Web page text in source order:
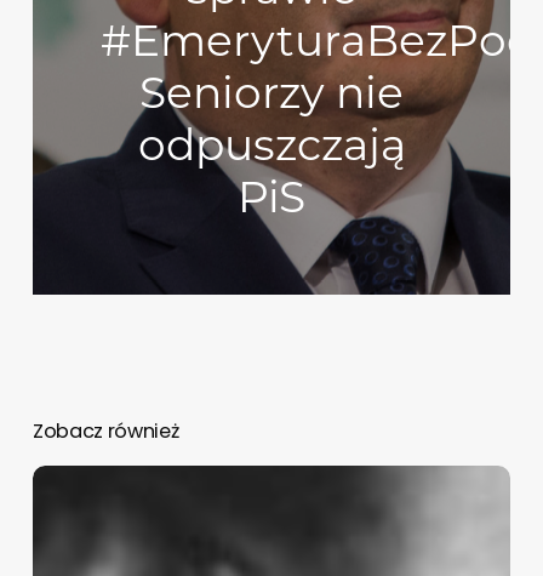
Seniorzy nie
odpuszczają
PiS
Zobacz również